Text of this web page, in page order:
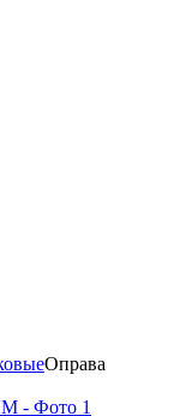
Оправа